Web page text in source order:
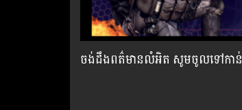
ចង់ដឹងពត៌មានលំអិត សូមចូលទៅកាន់